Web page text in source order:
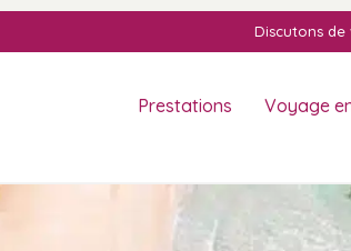
Discutons
Prestations Voyage